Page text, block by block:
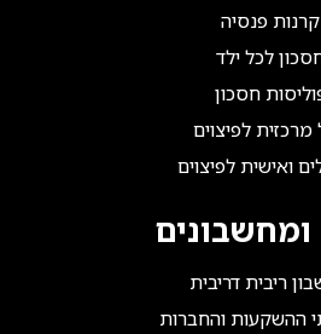
קרנות פנסיה
לכל ילד
חסכון
מרכזית לפיצוים
ואישית לפיצוים
ומחשבונים
ריבית דריבית
ההשקעות והחברות